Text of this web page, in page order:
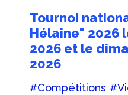
Tournoi
Hélaine" 2026
2026 et le
2026
#Compétitions